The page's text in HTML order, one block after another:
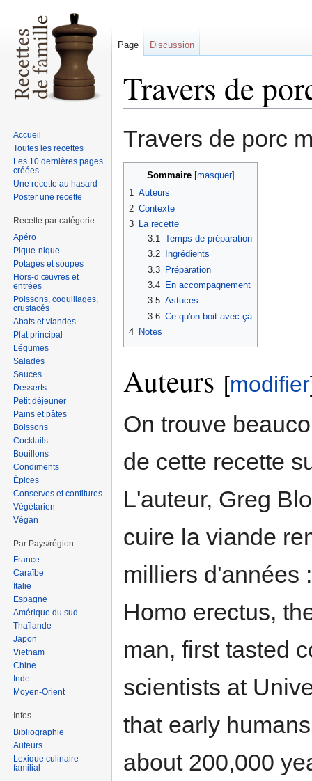
Travers de
navigation
recherche
Travers de porc
Sommaire
1 Auteurs
2 Contexte
3 La recette
3.1 Temps de préparation
3.2
Ingrédients
3.3
Préparation
3.4
En accompagnement
3.5 Astuces
3.6 Ce qu'on boit avec ça
4 Notes
Auteurs [modifier
On trouve
de cette recette
L'auteur, Greg
cuire la viande
milliers d'années
Homo erectus,
man, first tasted
scientists at
that early
about 200,000
Page Discussion
Accueil
Toutes les recettes
Les 10 dernières pages
créées
Une recette au hasard
Poster une recette
Recette par catégorie
Apéro
Pique-nique
Potages et soupes
Hors-d’œuvres et
entrées
Poissons, coquillages,
crustacés
Abats et viandes
Plat principal
Légumes
Salades
Sauces
Desserts
Petit déjeuner
Pains et pâtes
Boissons
Cocktails
Bouillons
Condiments
Épices
Conserves et confitures
Végétarien
Végan
Par Pays/région
France
Caraïbe
Italie
Espagne
Amérique du sud
Thaïlande
Japon
Vietnam
Chine
Inde
Moyen-Orient
Infos
Bibliographie
Auteurs
Lexique culinaire
familial